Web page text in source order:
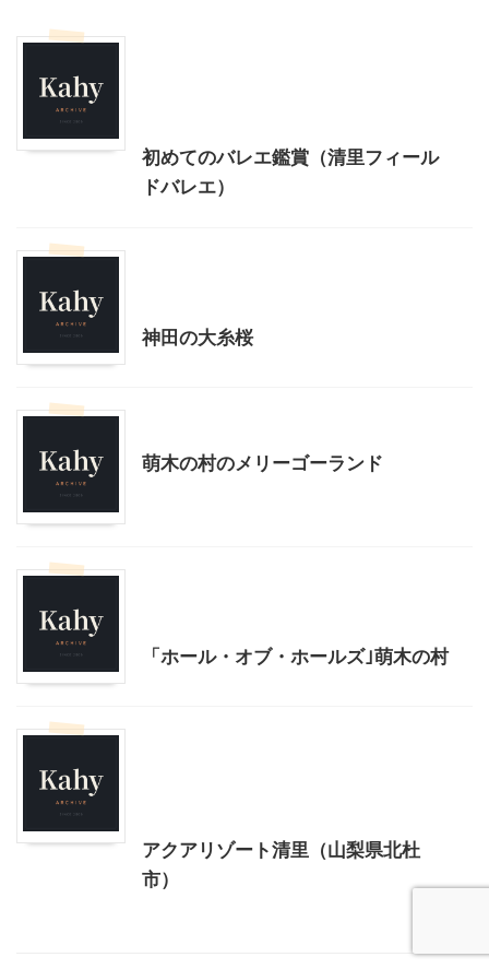
初めてのバレエ鑑賞（清里フィール
ドバレエ）
神田の大糸桜
萌木の村のメリーゴーランド
「ホール・オブ・ホールズ｣萌木の村
アクアリゾート清里（山梨県北杜
市）